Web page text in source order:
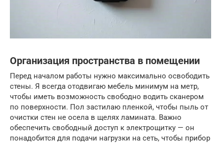
Организация пространства в помещении
Перед началом работы нужно максимально освободить
стены. Я всегда отодвигаю мебель минимум на метр,
чтобы иметь возможность свободно водить сканером
по поверхности. Пол застилаю пленкой, чтобы пыль от
очистки стен не осела в щелях ламината. Важно
обеспечить свободный доступ к электрощитку — он
понадобится для подачи нагрузки на сеть, чтобы прибор